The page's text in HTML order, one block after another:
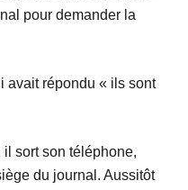
pour demander la
avait répondu « ils sont
il sort son téléphone,
du journal. Aussitôt